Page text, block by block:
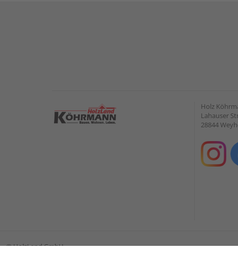
Holz
Lahauser
28844
©HolzLand GmbH